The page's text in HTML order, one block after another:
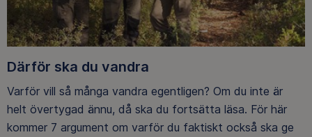
Därför ska du vandra
Varför vill så många vandra egentligen? Om du inte är
helt övertygad ännu, då ska du fortsätta läsa. För här
kommer 7 argument om varför du faktiskt också ska ge